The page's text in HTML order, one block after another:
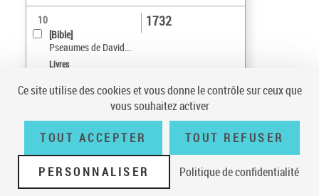
10
[Bible]
Pseaumes de David...
1732
Livres
Date (croissant)
sur 4
10
résultats/page
Conditions générales d'utilisation | A propos | Plan du site |
Écrire à la
BnF | Accessibilité (non conforme) | V 23.1.0
Ce site utilise des cookies et vous donne le contrôle sur ceux que
vous souhaitez activer
TOUT ACCEPTER TOUT REFUSER
PERSONNALISER Politique de confidentialité